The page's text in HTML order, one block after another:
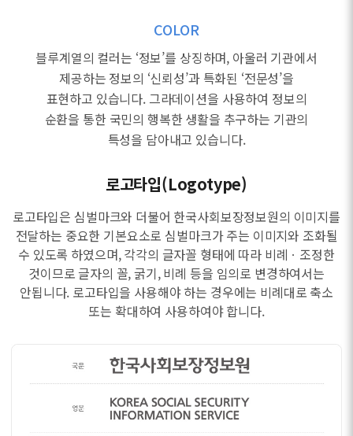
COLOR
블루계열의 컬러는 ‘정보’를 상징하며, 아울러 기관에서
제공하는 정보의 ‘신뢰성’과 특화된 ‘전문성’을
표현하고 있습니다. 그라데이션을 사용하여 정보의
순환을 통한 국민의 행복한 생활을 추구하는 기관의
특성을 담아내고 있습니다.
로고타입(Logotype)
로고타입은 심벌마크와 더불어 한국사회보장정보원의 이미지를
전달하는 중요한 기본요소로 심벌마크가 주는 이미지와 조화될
수 있도록 하였으며, 각각의 글자꼴 형태에 따라 비례ㆍ조정한
것이므로 글자의 꼴, 굵기, 비례 등을 임의로 변경하여서는
안됩니다. 로고타입을 사용해야 하는 경우에는 비례대로 축소
또는 확대하여 사용하여야 합니다.